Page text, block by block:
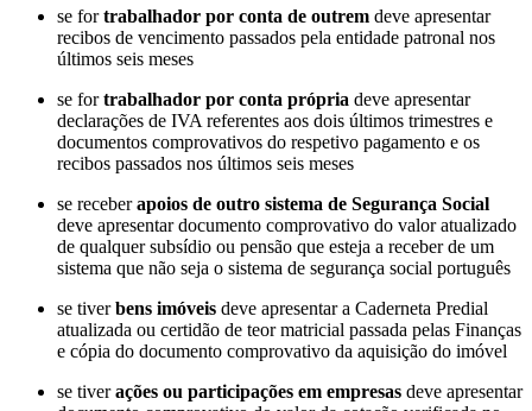
se fortrabalhador por conta de outrem deve apresentar
recibos de vencimento passados pela entidade patronal nos
últimos seis meses
se fortrabalhador por conta própria deve apresentar
declarações de IVA referentes aos dois últimos trimestres e
documentos comprovativos do respetivo pagamento e os
recibos passados nos últimos seis meses
se receberapoios de outro sistema de Segurança Social
deve apresentar documento comprovativo do valor atualizado
de qualquer subsídio ou pensão que esteja a receber de um
sistema que não seja o sistema de segurança social português
se tiverbens imóveis deve apresentar a Caderneta Predial
atualizada ou certidão de teor matricial passada pelas Finanças
e cópia do documento comprovativo da aquisição do imóvel
se tiverações ou participações em empresas deve apresentar